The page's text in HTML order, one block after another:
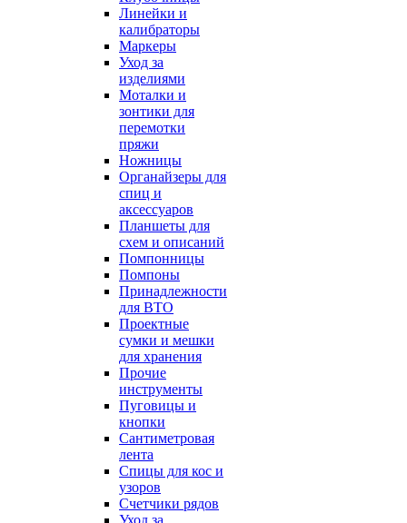
Линейки и
калибраторы
Маркеры
Уход за
изделиями
Моталки и
зонтики для
перемотки
пряжи
Ножницы
Органайзеры для
спиц и
аксессуаров
Планшеты для
схем и описаний
Помпонницы
Помпоны
Принадлежности
для ВТО
Проектные
сумки и мешки
для хранения
Прочие
инструменты
Пуговицы и
кнопки
Сантиметровая
лента
Спицы для кос и
узоров
Счетчики рядов
Уход за